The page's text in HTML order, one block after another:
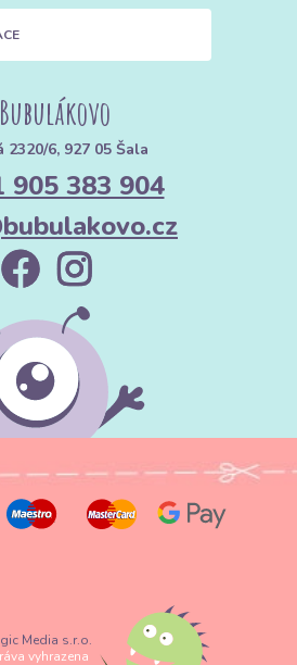
Bubulákovo
2320/6, 927 05 Šala
905 383 904
Media s.r.o.
vyhrazena